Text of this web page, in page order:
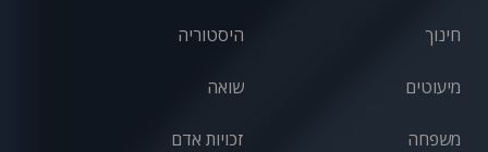
חינוך
מיעוטים
משפחה
היסטוריה
שואה
זכויות אדם